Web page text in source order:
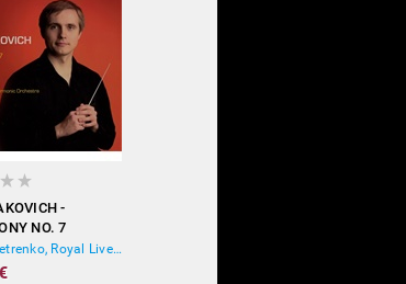
-
NO. 7
Vasily Petrenko, Royal Liverpool Philharmonic Orchestra